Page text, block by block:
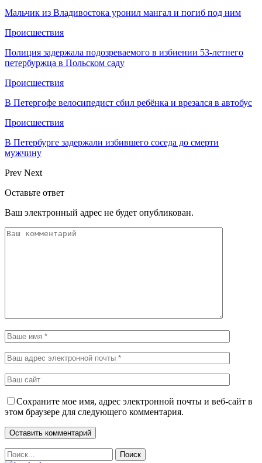
Мальчик из Владивостока уронил мангал и погиб под ним
Происшествия
Полиция задержала подозреваемого в избиении 53-летнего
петербуржца в Польском саду
Происшествия
В Петергофе велосипедист сбил ребёнка и врезался в автобус
Происшествия
В Петербурге задержали избившего соседа до смерти
мужчину
Prev Next
Оставьте ответ
Ваш электронный адрес не будет опубликован.
Сохраните мое имя, адрес электронной почты и веб-сайт в
этом браузере для следующего комментария.